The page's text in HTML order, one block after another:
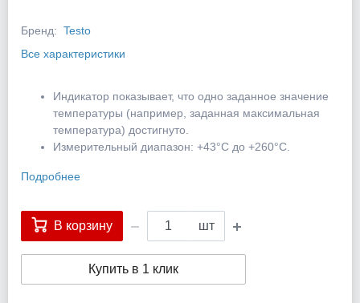
Бренд: Testo
Все характеристики
Индикатор показывает, что одно заданное значение
температуры (например, заданная максимальная
температура) достигнуто.
Измерительный диапазон: +43°C до +260°C.
Подробнее
В корзину шт
Купить в 1 клик